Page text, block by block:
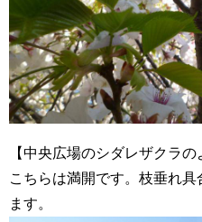
【中央広場のシダレザクラ
こちらは満開です。枝垂れ
ます。